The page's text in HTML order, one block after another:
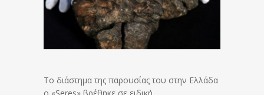
Το διάστημα της παρουσίας του στην Ελλάδα